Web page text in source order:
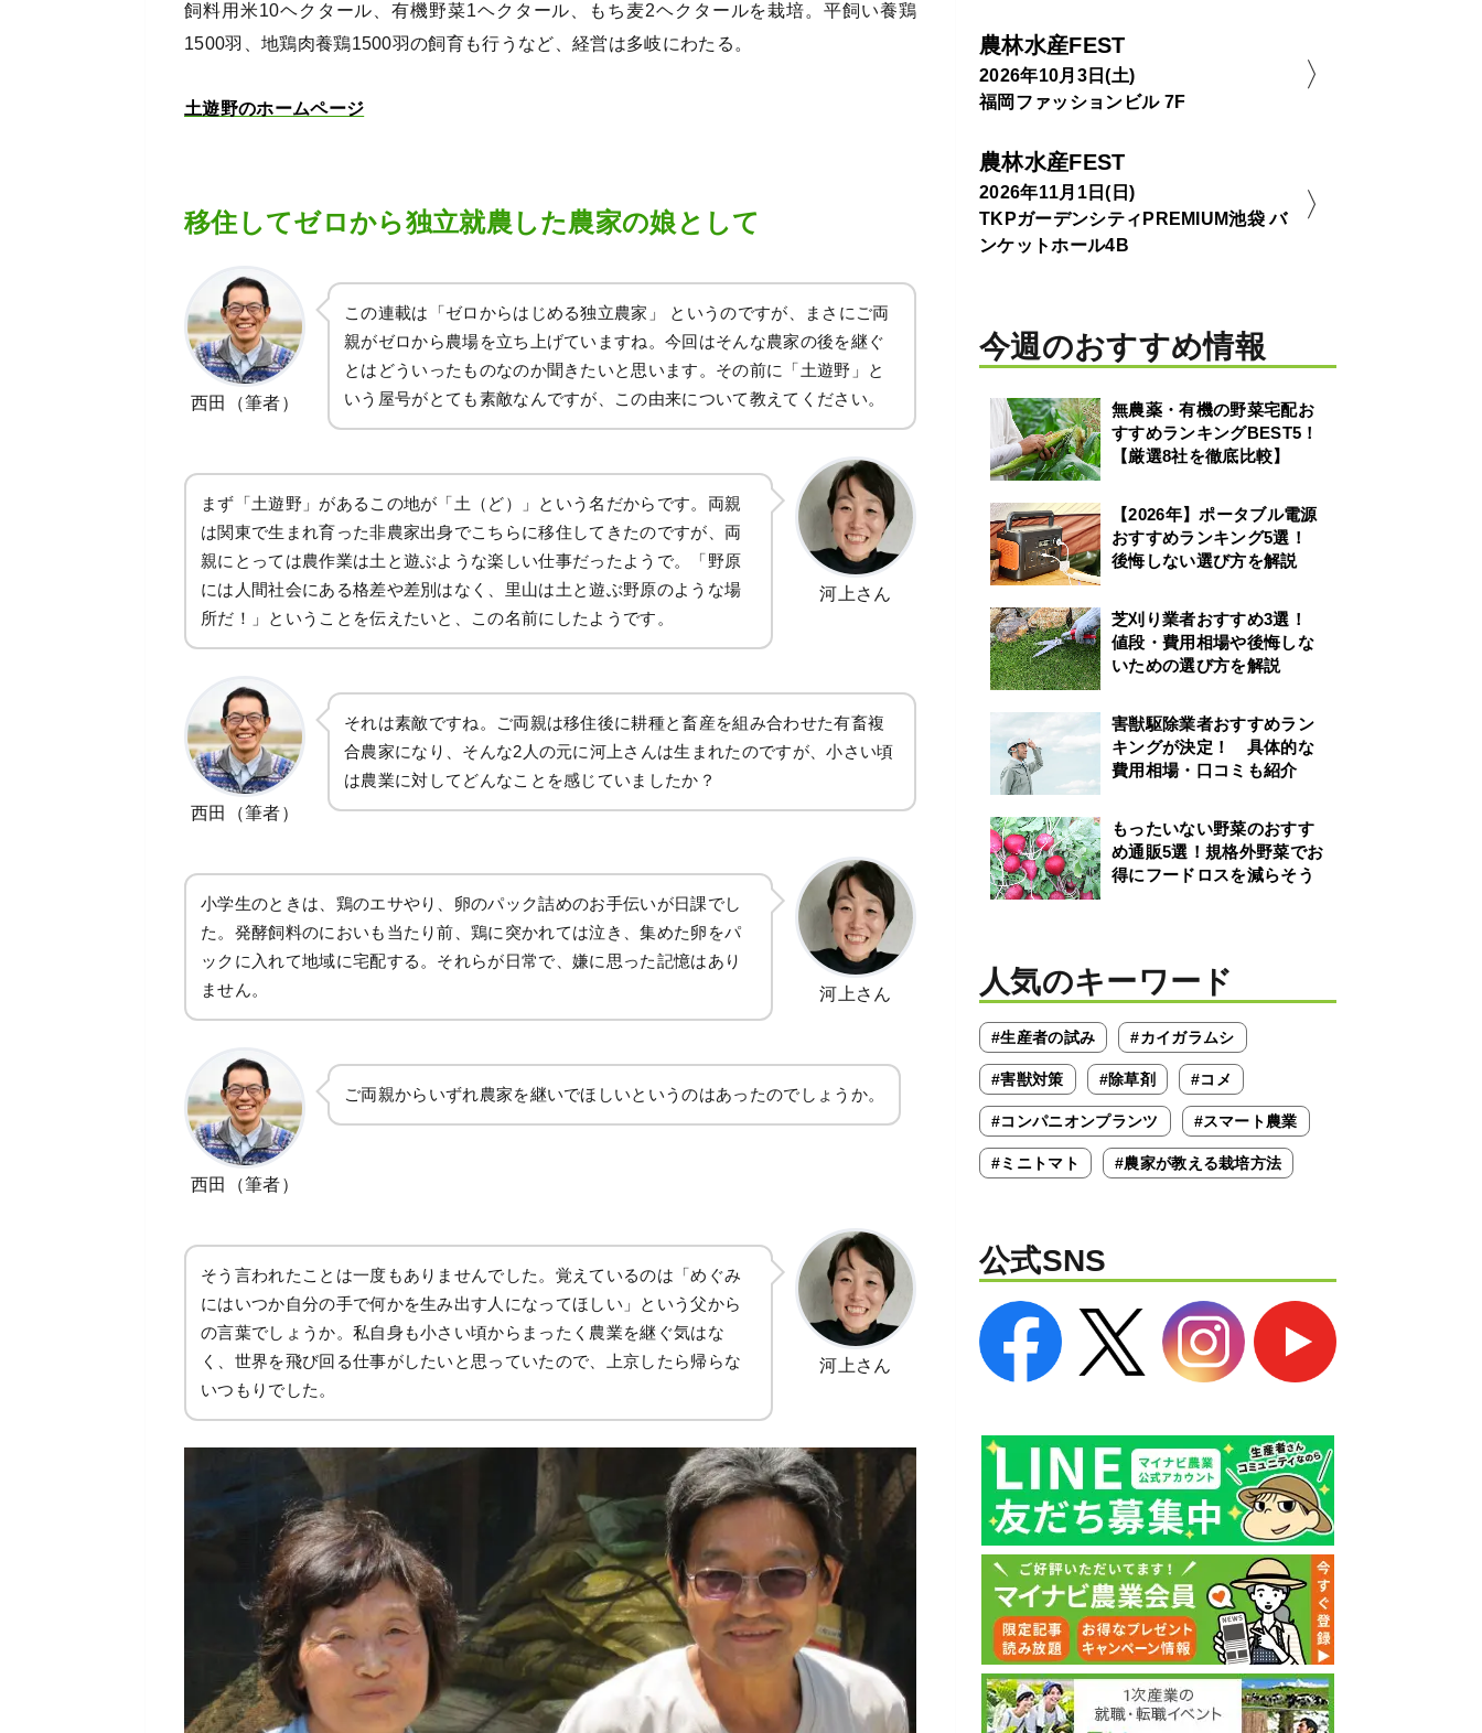
飼料用米10ヘクタール、有機野菜1ヘクタール、もち麦2ヘクタールを栽培。平飼い養鶏
1500羽、地鶏肉養鶏1500羽の飼育も行うなど、経営は多岐にわたる。
土遊野のホームページ
移住してゼロから独立就農した農家の娘として
西田（筆者）
この連載は「ゼロからはじめる独立農家」 というのですが、まさにご両
親がゼロから農場を立ち上げていますね。今回はそんな農家の後を継ぐ
とはどういったものなのか聞きたいと思います。その前に「土遊野」と
いう屋号がとても素敵なんですが、この由来について教えてください。
まず「土遊野」があるこの地が「土（ど）」という名だからです。両親
は関東で生まれ育った非農家出身でこちらに移住してきたのですが、両
親にとっては農作業は土と遊ぶような楽しい仕事だったようで。「野原
には人間社会にある格差や差別はなく、里山は土と遊ぶ野原のような場
所だ！」ということを伝えたいと、この名前にしたようです。
河上さん
西田（筆者）
それは素敵ですね。ご両親は移住後に耕種と畜産を組み合わせた有畜複
合農家になり、そんな2人の元に河上さんは生まれたのですが、小さい頃
は農業に対してどんなことを感じていましたか？
小学生のときは、鶏のエサやり、卵のパック詰めのお手伝いが日課でし
た。発酵飼料のにおいも当たり前、鶏に突かれては泣き、集めた卵をパ
ックに入れて地域に宅配する。それらが日常で、嫌に思った記憶はあり
ません。
河上さん
西田（筆者）
ご両親からいずれ農家を継いでほしいというのはあったのでしょうか。
そう言われたことは一度もありませんでした。覚えているのは「めぐみ
にはいつか自分の手で何かを生み出す人になってほしい」という父から
の言葉でしょうか。私自身も小さい頃からまったく農業を継ぐ気はな
く、世界を飛び回る仕事がしたいと思っていたので、上京したら帰らな
いつもりでした。
河上さん
農林水産FEST
2026年10月3日(土)
福岡ファッションビル 7F
農林水産FEST
2026年11月1日(日)
TKPガーデンシティPREMIUM池袋 バ
ンケットホール4B
今週のおすすめ情報
無農薬・有機の野菜宅配お
すすめランキングBEST5！
【厳選8社を徹底比較】
【2026年】ポータブル電源
おすすめランキング5選！
後悔しない選び方を解説
芝刈り業者おすすめ3選！
値段・費用相場や後悔しな
いための選び方を解説
害獣駆除業者おすすめラン
キングが決定！ 具体的な
費用相場・口コミも紹介
もったいない野菜のおすす
め通販5選！規格外野菜でお
得にフードロスを減らそう
人気のキーワード
#生産者の試み #カイガラムシ
#害獣対策 #除草剤 #コメ
#コンパニオンプランツ #スマート農業
#ミニトマト #農家が教える栽培方法
公式SNS